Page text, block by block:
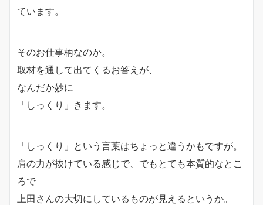
ています。
そのお仕事柄なのか。
取材を通して出てくるお答えが、
なんだか妙に
「しっくり」きます。
「しっくり」という言葉はちょっと違うかもですが。
肩の力が抜けている感じで、でもとても本質的なとこ
ろで
上田さんの大切にしているものが見えるというか。